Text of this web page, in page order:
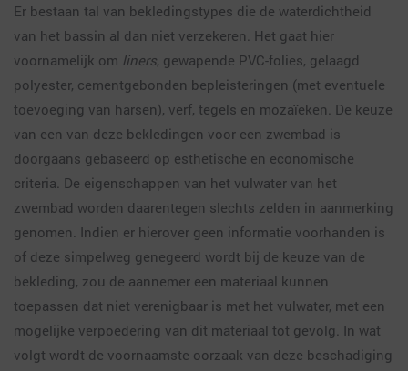
Er bestaan tal van bekledingstypes die de waterdichtheid
van het bassin al dan niet verzekeren. Het gaat hier
voornamelijk om liners, gewapende PVC-folies, gelaagd
polyester, cementgebonden bepleisteringen (met eventuele
toevoeging van harsen), verf, tegels en mozaïeken. De keuze
van een van deze bekledingen voor een zwembad is
doorgaans gebaseerd op esthetische en economische
criteria. De eigenschappen van het vulwater van het
zwembad worden daarentegen slechts zelden in aanmerking
genomen. Indien er hierover geen informatie voorhanden is
of deze simpelweg genegeerd wordt bij de keuze van de
bekleding, zou de aannemer een materiaal kunnen
toepassen dat niet verenigbaar is met het vulwater, met een
mogelijke verpoedering van dit materiaal tot gevolg. In wat
volgt wordt de voornaamste oorzaak van deze beschadiging